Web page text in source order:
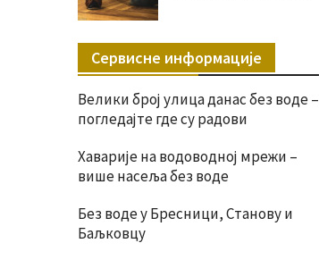
Сервисне информације
Велики број улица данас без воде –
погледајте где су радови
Хаварије на водоводној мрежи –
више насеља без воде
Без воде у Бресници, Станову и
Баљковцу